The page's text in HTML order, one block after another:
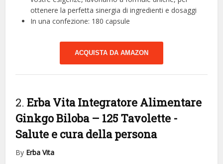
ottenere la perfetta sinergia di ingredienti e dosaggi
In una confezione: 180 capsule
ACQUISTA DA AMAZON
2.Erba Vita Integratore Alimentare
Ginkgo Biloba – 125 Tavolette -
Salute e cura della persona
By Erba Vita